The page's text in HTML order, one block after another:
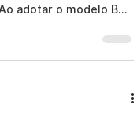
adotar o modelo B2B
iniciais por
para equipes de RH,